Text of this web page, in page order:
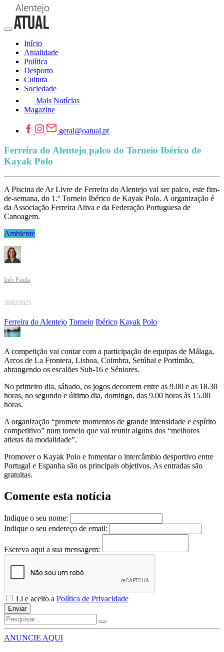
Início
Atualidade
Política
Desporto
Cultura
Sociedade
Mais Notícias
Magazine
geral@oatual.pt
Ferreira do Alentejo palco do Torneio Ibérico de
Kayak Polo
A Piscina de Ar Livre de Ferreira do Alentejo vai ser palco, este fim-
de-semana, do 1.º Torneio Ibérico de Kayak Polo. A organização é
da Associação Ferreira Ativa e da Federação Portuguesa de
Canoagem.
Ambiente
Inês Patola
18/02/2025
Ferreira do Alentejo Torneio Ibérico Kayak Polo
A competição vai contar com a participação de equipas de Málaga,
Arcos de La Frontera, Lisboa, Coimbra, Setúbal e Portimão,
abrangendo os escalões Sub-16 e Séniores.
No primeiro dia, sábado, os jogos decorrem entre as 9.00 e as 18.30
horas, no segundo e último dia, domingo, das 9.00 horas às 15.00
horas.
A organização “promete momentos de grande intensidade e espírito
competitivo” num torneio que vai reunir alguns dos “melhores
atletas da modalidade”.
Promover o Kayak Polo e fomentar o intercâmbio desportivo entre
Portugal e Espanha são os principais objetivos. As entradas são
gratuitas.
Comente esta notícia
Indique o seu nome:
Indique o seu endereço de email:
Escreva aqui a sua mensagem:
Li e aceito a Política de Privacidade
Enviar
ANUNCIE AQUI